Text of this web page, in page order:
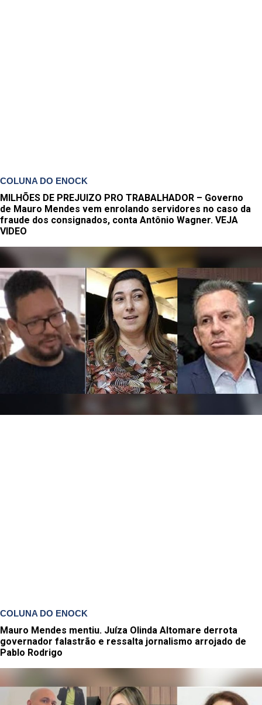
COLUNA DO ENOCK
MILHÕES DE PREJUIZO PRO TRABALHADOR – Governo
de Mauro Mendes vem enrolando servidores no caso da
fraude dos consignados, conta Antônio Wagner. VEJA
VIDEO
COLUNA DO ENOCK
Mauro Mendes mentiu. Juíza Olinda Altomare derrota
governador falastrão e ressalta jornalismo arrojado de
Pablo Rodrigo